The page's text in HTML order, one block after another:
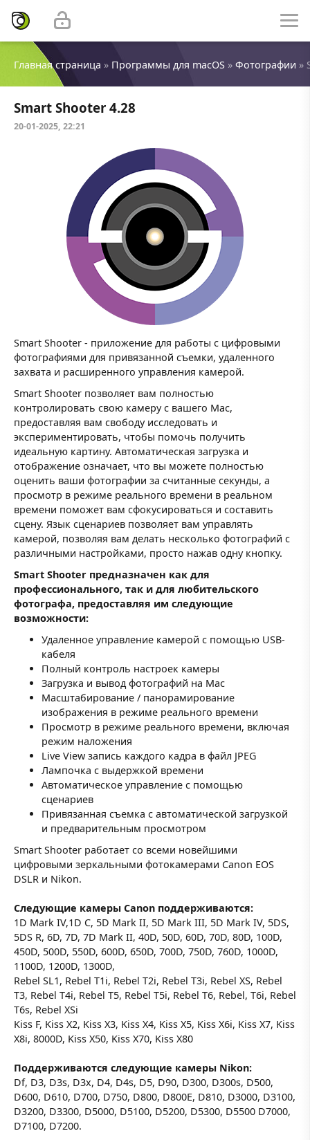
Главная страница » Программы для macOS » Фотографии »
Smart Shooter 4.28
20-01-2025, 22:21
Smart Shooter - приложение для работы с цифровыми
фотографиями для привязанной съемки, удаленного
захвата и расширенного управления камерой.
Smart Shooter позволяет вам полностью
контролировать свою камеру с вашего Mac,
предоставляя вам свободу исследовать и
экспериментировать, чтобы помочь получить
идеальную картину. Автоматическая загрузка и
отображение означает, что вы можете полностью
оценить ваши фотографии за считанные секунды, а
просмотр в режиме реального времени в реальном
времени поможет вам сфокусироваться и составить
сцену. Язык сценариев позволяет вам управлять
камерой, позволяя вам делать несколько фотографий с
различными настройками, просто нажав одну кнопку.
Smart Shooter предназначен как для
профессионального, так и для любительского
фотографа, предоставляя им следующие
возможности:
Удаленное управление камерой с помощью USB-
кабеля
Полный контроль настроек камеры
Загрузка и вывод фотографий на Mac
Масштабирование / панорамирование
изображения в режиме реального времени
Просмотр в режиме реального времени, включая
режим наложения
Live View запись каждого кадра в файл JPEG
Лампочка с выдержкой времени
Автоматическое управление с помощью
сценариев
Привязанная съемка с автоматической загрузкой
и предварительным просмотром
Smart Shooter работает со всеми новейшими
цифровыми зеркальными фотокамерами Canon EOS
DSLR и Nikon.
Следующие камеры Canon поддерживаются:
1D Mark IV,1D C, 5D Mark II, 5D Mark III, 5D Mark IV, 5DS,
5DS R, 6D, 7D, 7D Mark II, 40D, 50D, 60D, 70D, 80D, 100D,
450D, 500D, 550D, 600D, 650D, 700D, 750D, 760D, 1000D,
1100D, 1200D, 1300D,
Rebel SL1, Rebel T1i, Rebel T2i, Rebel T3i, Rebel XS, Rebel
T3, Rebel T4i, Rebel T5, Rebel T5i, Rebel T6, Rebel, T6i, Rebel
T6s, Rebel XSi
Kiss F, Kiss X2, Kiss X3, Kiss X4, Kiss X5, Kiss X6i, Kiss X7, Kiss
X8i, 8000D, Kiss X50, Kiss X70, Kiss X80
Поддерживаются следующие камеры Nikon:
Df, D3, D3s, D3x, D4, D4s, D5, D90, D300, D300s, D500,
D600, D610, D700, D750, D800, D800E, D810, D3000, D3100,
D3200, D3300, D5000, D5100, D5200, D5300, D5500 D7000,
D7100, D7200.